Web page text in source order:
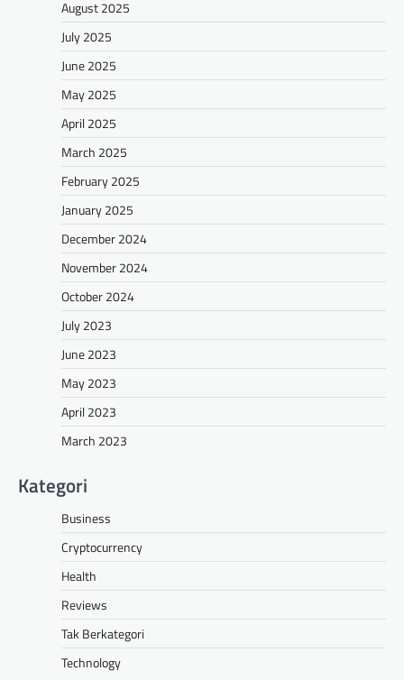
August 2025
July 2025
June 2025
May 2025
April 2025
March 2025
February 2025
January 2025
December 2024
November 2024
October 2024
July 2023
June 2023
May 2023
April 2023
March 2023
Kategori
Business
Cryptocurrency
Health
Reviews
Tak Berkategori
Technology